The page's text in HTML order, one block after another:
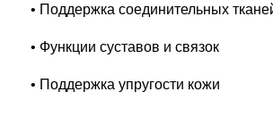
• Поддержка соединительных
• Функции суставов и связок
• Поддержка упругости кожи